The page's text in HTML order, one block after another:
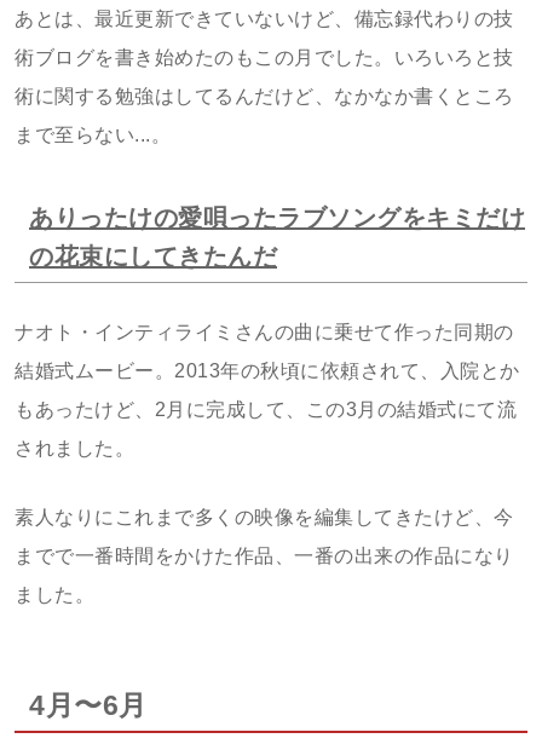
あとは、最近更新できていないけど、備忘録代わりの技
術ブログを書き始めたのもこの月でした。いろいろと技
術に関する勉強はしてるんだけど、なかなか書くところ
まで至らない...。
ありったけの愛唄ったラブソングをキミだけ
の花束にしてきたんだ
ナオト・インティライミさんの曲に乗せて作った同期の
結婚式ムービー。2013年の秋頃に依頼されて、入院とか
もあったけど、2月に完成して、この3月の結婚式にて流
されました。
素人なりにこれまで多くの映像を編集してきたけど、今
までで一番時間をかけた作品、一番の出来の作品になり
ました。
4月〜6月